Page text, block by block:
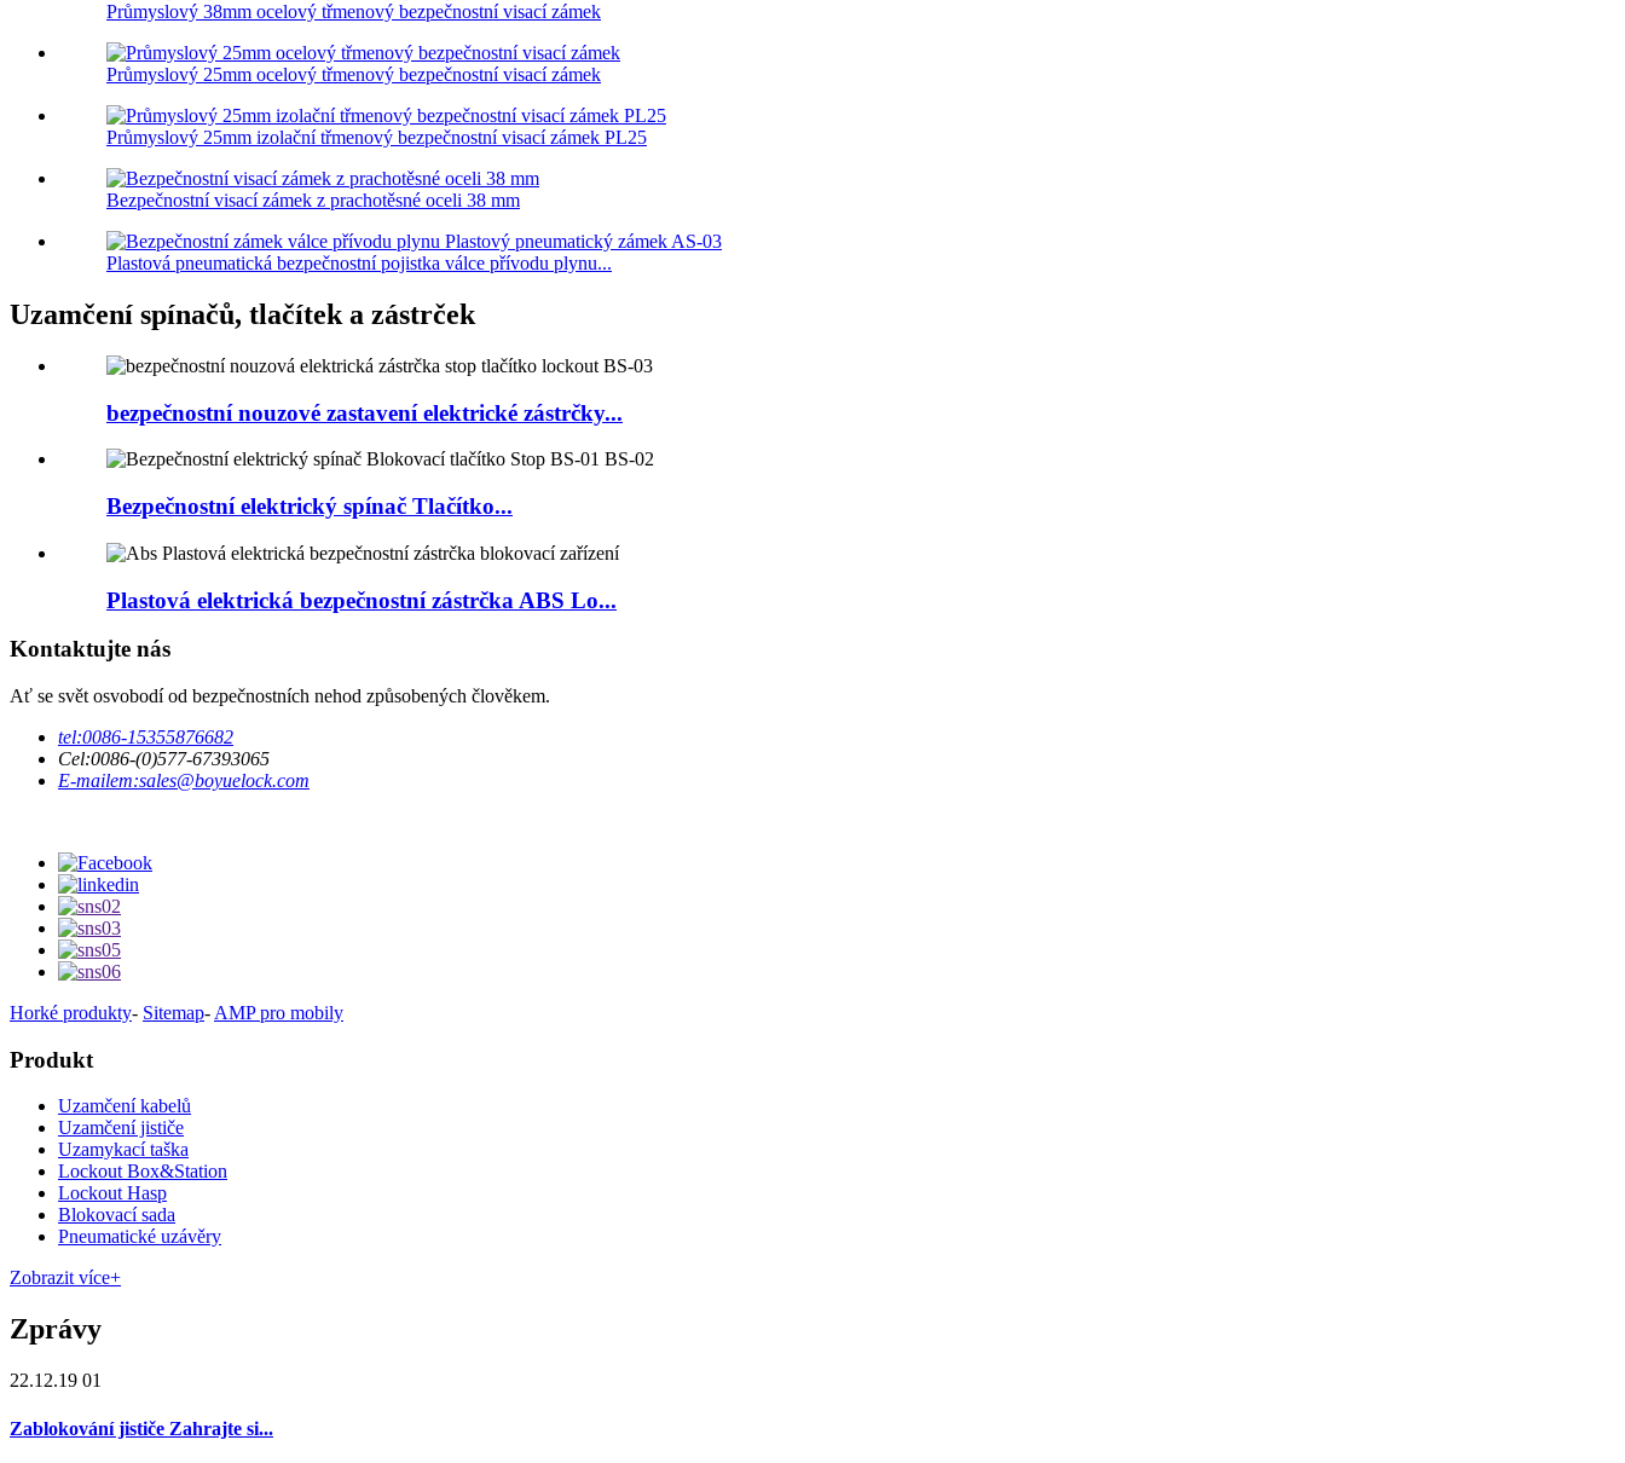
Průmyslový 38mm ocelový třmenový bezpečnostní visací zámek
Průmyslový 25mm ocelový třmenový bezpečnostní visací zámek
Průmyslový 25mm izolační třmenový bezpečnostní visací zámek PL25
Bezpečnostní visací zámek z prachotěsné oceli 38 mm
Plastová pneumatická bezpečnostní pojistka válce přívodu plynu...
Uzamčení spínačů, tlačítek a zástrček
bezpečnostní nouzové zastavení elektrické zástrčky...
Bezpečnostní elektrický spínač Tlačítko...
Plastová elektrická bezpečnostní zástrčka ABS Lo...
Kontaktujte nás
Ať se svět osvobodí od bezpečnostních nehod způsobených člověkem.
tel:0086-15355876682
Cel:0086-(0)577-67393065
E-mailem:sales@boyuelock.com
Horké produkty- Sitemap- AMP pro mobily
Produkt
Uzamčení kabelů
Uzamčení jističe
Uzamykací taška
Lockout Box&Station
Lockout Hasp
Blokovací sada
Pneumatické uzávěry
Zobrazit více+
Zprávy
22.12.19 01
Zablokování jističe Zahrajte si...